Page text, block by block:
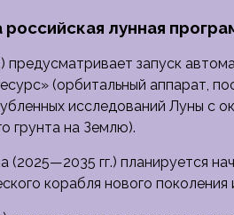
лунная
запуск
(орбитальный аппарат,
исследований Луны с
грунта на Землю).
(2025—2035 гг.) планируется
корабля нового